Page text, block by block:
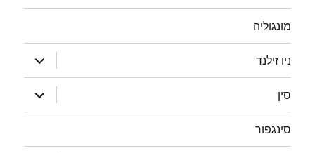
מונגוליה
ניו זילנד
הצג
תפריט
סין
הצג
תפריט
סינגפור